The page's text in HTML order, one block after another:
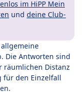
im HiPP Mein
und deine Club-
Die Antworten sind
Distanz
für den Einzelfall